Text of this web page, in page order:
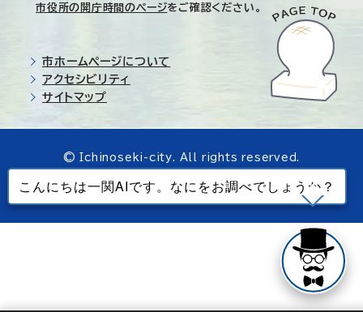
市役所の開庁時間のページをご確認ください。
市ホームページについて
アクセシビリティ
サイトマップ
© Ichinoseki-city. All rights reserved.
当ホームページで使用しているすべてのデータの
無断転載を禁じます。